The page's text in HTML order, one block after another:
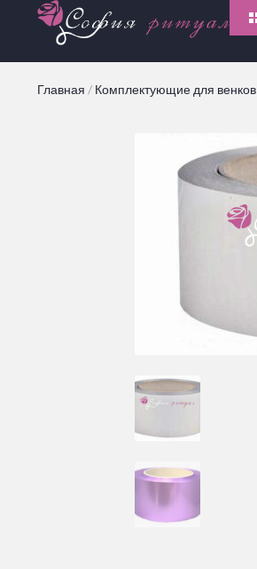
Главная / Комплектующие для венков